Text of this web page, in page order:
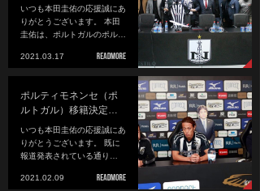
いつも本田圭佑の応援誠にあ
りがとうございます。 本田
圭佑は、ポルトガルのポル…
2021.03.17
ポルティモネンセ（ポ
ルトガル）移籍決定…
いつも本田圭佑の応援誠にあ
りがとうございます。 既に
報道発表されている通り…
2021.02.09